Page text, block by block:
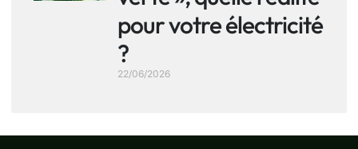
pour votre électricité
?
22/06/2026